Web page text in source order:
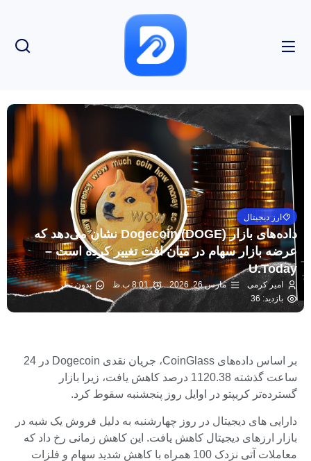
ارز دیجیتال
داده‌های بازار Dogecoin (DOGE) نشان می‌دهد که
عرضه بازار سهام در میان افت تغییر کرده است –
U.Today
امیر کرمی مارس 26, 2026 8:01 ب.ظ
بدون نظر
بازدید: 36
بر اساس داده‌های CoinGlass، جریان نقدی Dogecoin در 24
ساعت گذشته 1120.38 درصد کاهش یافت، زیرا بازار
گسترده‌تر کریپتو در اوایل روز پنجشنبه سقوط کرد.
دارایی های دیجیتال در روز چهارشنبه به دلیل فروش یک شبه در
بازار ارزهای دیجیتال کاهش یافت. این کاهش زمانی رخ داد که
معاملات آتی نزدک 100 همراه با کاهش شدید سهام و فلزات